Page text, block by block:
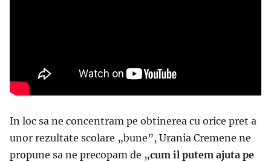
In loc sa ne concentram pe obtinerea cu orice pret a
unor rezultate scolare „bune”, Urania Cremene ne
propune sa ne precopam de „cum il putem ajuta pe